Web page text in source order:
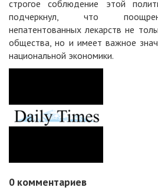
строгое соблюдение этой
подчеркнул, что
непатентованных лекарств не
общества, но и имеет важное
национальной экономики.
0 комментариев